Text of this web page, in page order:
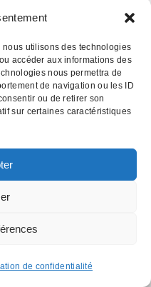
utilisons des technologies
accéder aux informations des
nous permettra de
de navigation ou les ID
ou de retirer son
sur certaines caractéristiques
de confidentialité
mieux-être